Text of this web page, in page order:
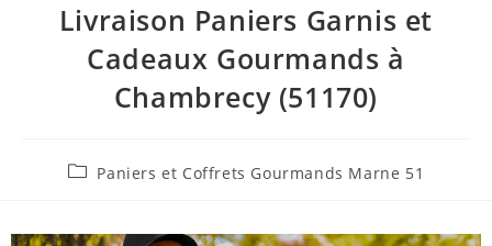
Livraison Paniers Garnis et
Cadeaux Gourmands à
Chambrecy (51170)
Paniers et Coffrets Gourmands Marne 51